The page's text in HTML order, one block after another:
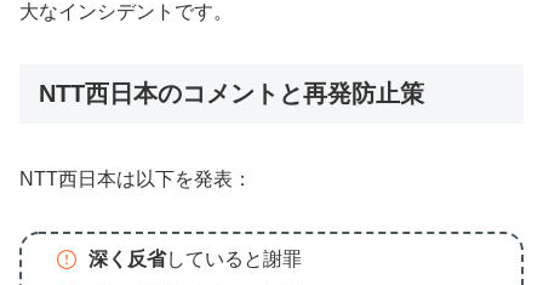
大なインシデントです。
NTT西日本のコメントと再発防止策
NTT西日本は以下を発表：
深く反省していると謝罪